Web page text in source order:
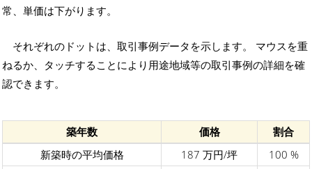
常、単価は下がります。
それぞれのドットは、取引事例データを示します。 マウスを重
ねるか、タッチすることにより用途地域等の取引事例の詳細を確
認できます。
築年数 価格
割合
新築時の平均価格
187 万円/坪 100 %